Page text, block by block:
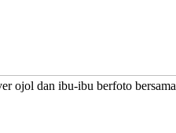
ojol dan ibu-ibu berfoto